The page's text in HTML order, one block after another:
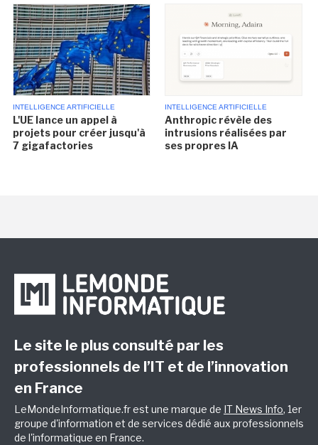
INTELLIGENCE ARTIFICIELLE
L'UE lance un appel à
projets pour créer jusqu'à
7 gigafactories
INTELLIGENCE ARTIFICIELLE
Anthropic révèle des
intrusions réalisées par
ses propres IA
Le site le plus consulté par les
professionnels de l’IT et de l’innovation
en France
LeMondeInformatique.fr est une marque de IT News Info, 1er
groupe d'information et de services dédié aux professionnels
de l'informatique en France.